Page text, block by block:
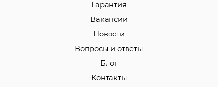
Гарантия
Вакансии
Новости
Вопросы и ответы
Блог
Контакты